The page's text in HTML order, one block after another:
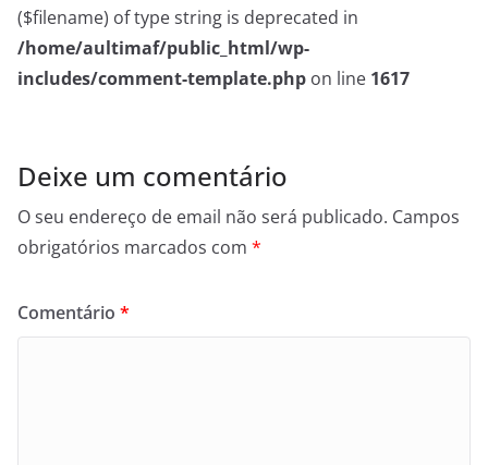
($filename) of type string is deprecated in
/home/aultimaf/public_html/wp-
includes/comment-template.php on line 1617
Deixe um comentário
O seu endereço de email não será publicado. Campos
obrigatórios marcados com *
Comentário *